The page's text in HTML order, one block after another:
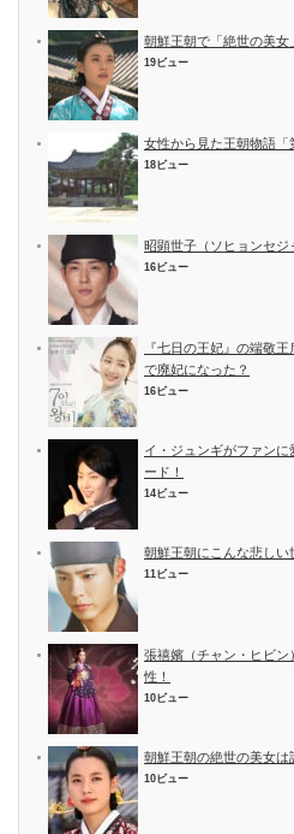
朝鮮王朝で「絶世の美
19ビュー
女性から見た王朝物語「
18ビュー
昭顕世子（ソヒョンセジ
16ビュー
『七日の王妃』の端敬
で廃妃になった？
16ビュー
イ・ジュンギがファン
ード！
14ビュー
朝鮮王朝にこんな悲しい
11ビュー
張禧嬪（チャン・ヒビ
性！
10ビュー
朝鮮王朝の絶世の美女は
10ビュー